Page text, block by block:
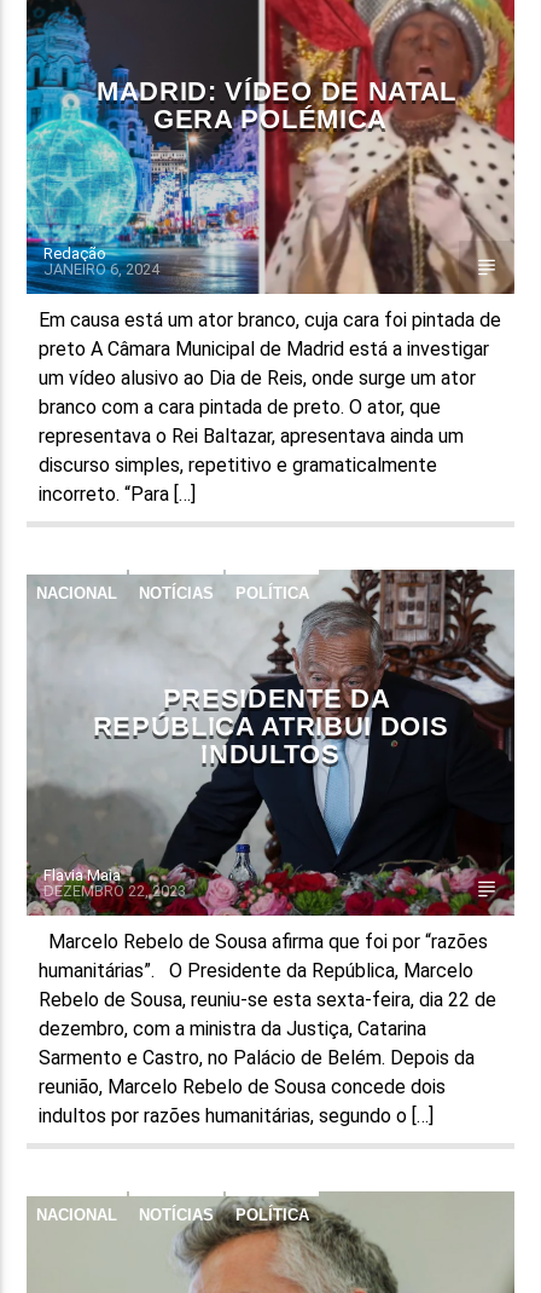
MADRID: VÍDEO DE NATAL
GERA POLÉMICA
Redação
JANEIRO 6, 2024
Em causa está um ator branco, cuja cara foi pintada de
preto A Câmara Municipal de Madrid está a investigar
um vídeo alusivo ao Dia de Reis, onde surge um ator
branco com a cara pintada de preto. O ator, que
representava o Rei Baltazar, apresentava ainda um
discurso simples, repetitivo e gramaticalmente
incorreto. “Para […]
NACIONAL NOTÍCIAS POLÍTICA
PRESIDENTE DA
REPÚBLICA ATRIBUI DOIS
INDULTOS
Flavia Maia
DEZEMBRO 22, 2023
Marcelo Rebelo de Sousa afirma que foi por “razões
humanitárias”. O Presidente da República, Marcelo
Rebelo de Sousa, reuniu-se esta sexta-feira, dia 22 de
dezembro, com a ministra da Justiça, Catarina
Sarmento e Castro, no Palácio de Belém. Depois da
reunião, Marcelo Rebelo de Sousa concede dois
indultos por razões humanitárias, segundo o […]
NACIONAL NOTÍCIAS POLÍTICA